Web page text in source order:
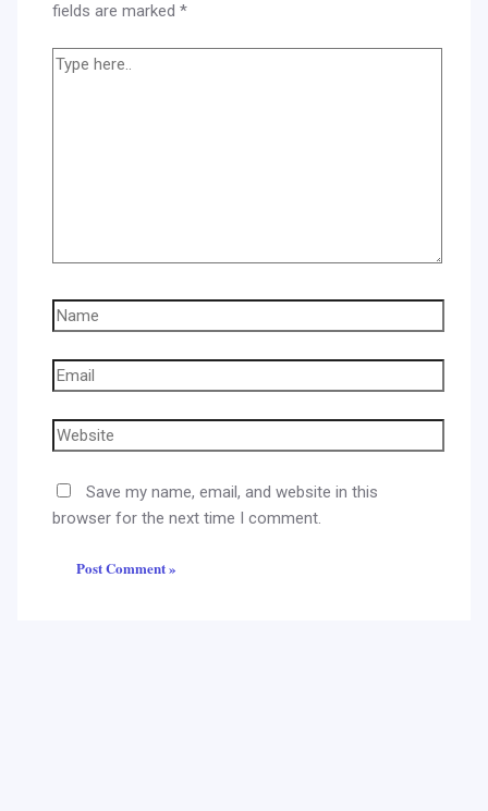
fields are marked*
Save my name, email, and website in this
browser for the next time I comment.